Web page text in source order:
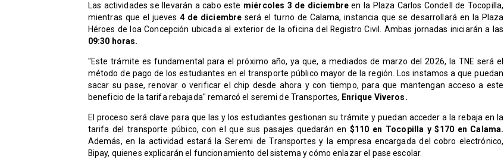
Las actividades se llevarán a cabo este miércoles 3 de diciembreen la Plaza Carlos Condell de Tocopilla,
mientras que el jueves4 de diciembreserá el turno de Calama, instancia que se desarrollará en la Plaza
Héroes de loa Concepción ubicada al exterior de la oficina del Registro Civil. Ambas jornadas iniciarán a las
09:30 horas.
"Este trámite es fundamental para el próximo año, ya que, a mediados de marzo del 2026, la TNE será el
método de pago de los estudiantes en el transporte público mayor de la región. Los instamos a que puedan
sacar su pase, renovar o verificar el chip desde ahora y con tiempo, para que mantengan acceso a este
beneficio de la tarifa rebajada" remarcó el seremi de Transportes, Enrique Viveros.
El proceso será clave para que las y los estudiantes gestionan su trámite y puedan acceder a la rebaja en la
tarifa del transporte púbico, con el que sus pasajes quedarán en$110 en Tocopilla y $170 en Calama.
Además, en la actividad estará la Seremi de Transportes y la empresa encargada del cobro electrónico,
Bipay, quienes explicarán el funcionamiento del sistema y cómo enlazar el pase escolar.